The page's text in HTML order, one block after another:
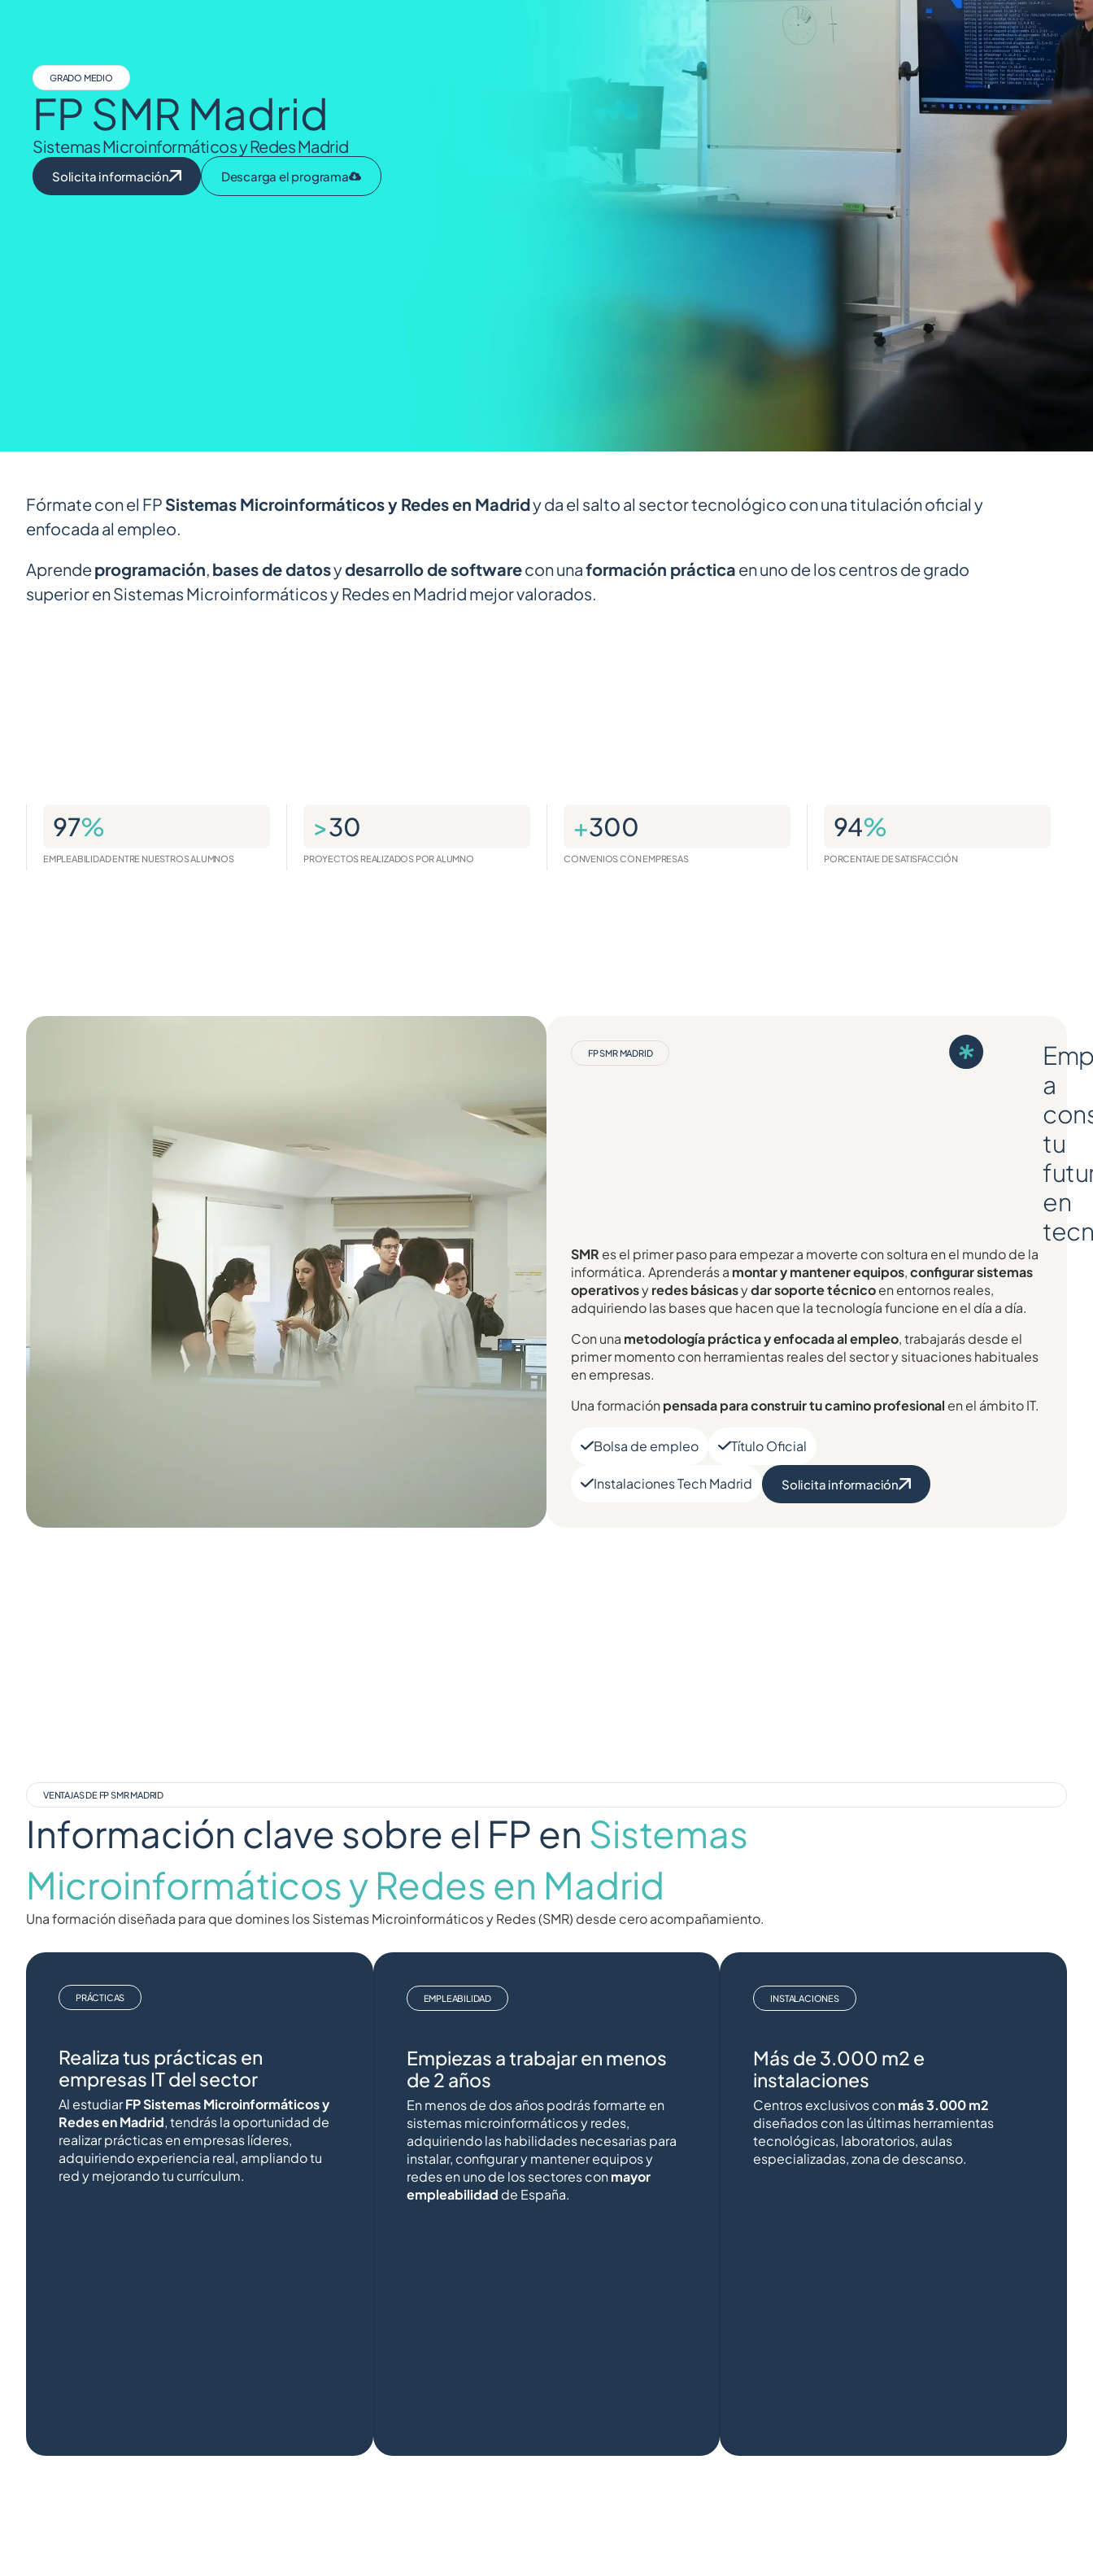
GRADO MEDIO
FP SMR Madrid
Sistemas Microinformáticos y Redes Madrid
Solicita información Descarga el programa
Fórmate con el FP Sistemas Microinformáticos y Redes en Madridy da el salto al sector tecnológico con una titulación oficial y
enfocada al empleo.
Aprendeprogramación, bases de datosydesarrollo de softwarecon unaformación práctica en uno de los centros de grado
superior en Sistemas Microinformáticos y Redes en Madrid mejor valorados.
97%
EMPLEABILIDAD ENTRE NUESTROS ALUMNOS
>30
PROYECTOS REALIZADOS POR ALUMNO
+300
CONVENIOS CON EMPRESAS
94%
PORCENTAJE DE SATISFACCIÓN
FP SMR MADRID
a
tu
en
SMR es el primer paso para empezar a moverte con soltura en el mundo de la
informática. Aprenderás a montar y mantener equipos,configurar sistemas
operativosyredes básicasydar soporte técnicoen entornos reales,
adquiriendo las bases que hacen que la tecnología funcione en el día a día.
Con una metodología práctica y enfocada al empleo, trabajarás desde el
primer momento con herramientas reales del sector y situaciones habituales
en empresas.
Una formación pensada para construir tu camino profesional en el ámbito IT.
Bolsa de empleo Título Oficial
Instalaciones Tech Madrid Solicita información
VENTAJAS DE FP SMR MADRID
Información clave sobre el FP en Sistemas
Microinformáticos y Redes en Madrid
Una formación diseñada para que domines los Sistemas Microinformáticos y Redes (SMR) desde cero acompañamiento.
PRÁCTICAS
Realiza tus prácticas en
empresas IT del sector
Al estudiarFP Sistemas Microinformáticos y
Redes en Madrid, tendrás la oportunidad de
realizar prácticas en empresas líderes,
adquiriendo experiencia real, ampliando tu
red y mejorando tu currículum.
EMPLEABILIDAD
Empiezas a trabajar en menos
de 2 años
En menos de dos años podrás formarte en
sistemas microinformáticos y redes,
adquiriendo las habilidades necesarias para
instalar, configurar y mantener equipos y
redes en uno de los sectores conmayor
empleabilidad de España.
INSTALACIONES
Más de 3.000 m2 e
instalaciones
Centros exclusivos conmás 3.000 m2
diseñados con las últimas herramientas
tecnológicas, laboratorios, aulas
especializadas, zona de descanso.